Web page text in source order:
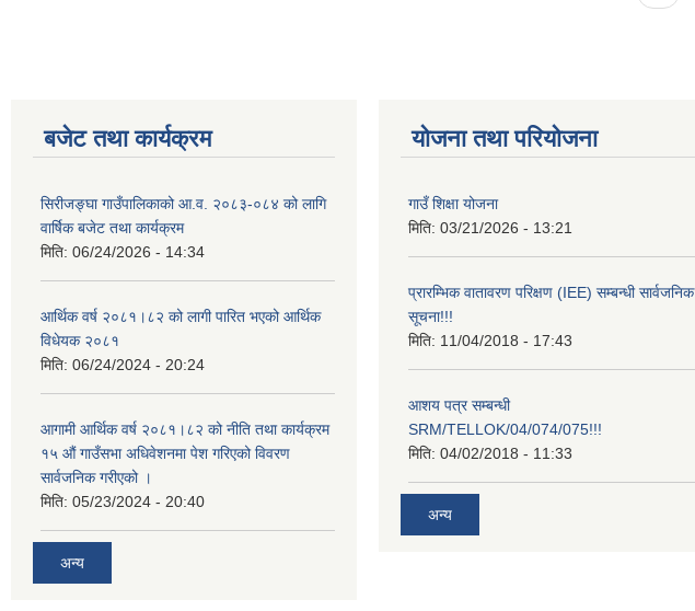
बजेट तथा कार्यक्रम
सिरीजङ्घा गाउँपालिकाको आ.व. २०८३-०८४ को लागि
वार्षिक बजेट तथा कार्यक्रम
मिति: 06/24/2026 - 14:34
आर्थिक वर्ष २०८१।८२ को लागी पारित भएको आर्थिक
विधेयक २०८१
मिति: 06/24/2024 - 20:24
आगामी आर्थिक वर्ष २०८१।८२ को नीति तथा कार्यक्रम
१५ औं गाउँसभा अधिवेशनमा पेश गरिएको विवरण
सार्वजनिक गरीएको ।
मिति: 05/23/2024 - 20:40
अन्य
योजना तथा परियोजना
गाउँ शिक्षा योजना
मिति: 03/21/2026 - 13:21
प्रारम्भिक वातावरण परिक्षण (IEE) सम्बन्धी सार्वजनिक
सूचना!!!
मिति: 11/04/2018 - 17:43
आशय पत्र सम्बन्धी
SRM/TELLOK/04/074/075!!!
मिति: 04/02/2018 - 11:33
अन्य